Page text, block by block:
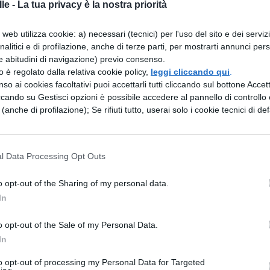
- La tua privacy è la nostra priorità
utilizza cookie: a) necessari (tecnici) per l'uso del sito e dei
e di profilazione, anche di terze parti, per mostrarti annunci
abitudini di navigazione) previo consenso.
è regolato dalla relativa cookie policy, leggi cliccando qui
ai cookies facoltativi puoi accettarli tutti cliccando sul bottone
su Gestisci opzioni è possibile accedere al pannello di controllo
di profilazione); Se rifiuti tutto, userai solo i cookie tecnici di
Data Processing Opt Outs
opt-out of the Sharing of my personal data.
opt-out of the Sale of my Personal Data.
opt-out of processing my Personal Data for Targeted
primo ciclo di istruzione,l’accesso alle
resta riservato ai genitori
diretto da parte degli adulti sui flussi
mantenendo una supervisione
(ANIST) e la
frequenza
nazionale dell’istruzione (ANIST)
finora utilizzata per verificare l’iscrizione
dei dati relativi agli studenti
che comportavano ritardi e